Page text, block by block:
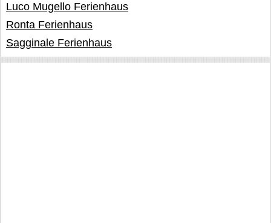
Luco Mugello Ferienhaus
Ronta Ferienhaus
Sagginale Ferienhaus